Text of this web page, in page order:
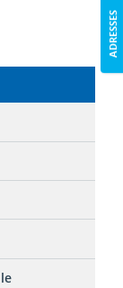
ADRESSES